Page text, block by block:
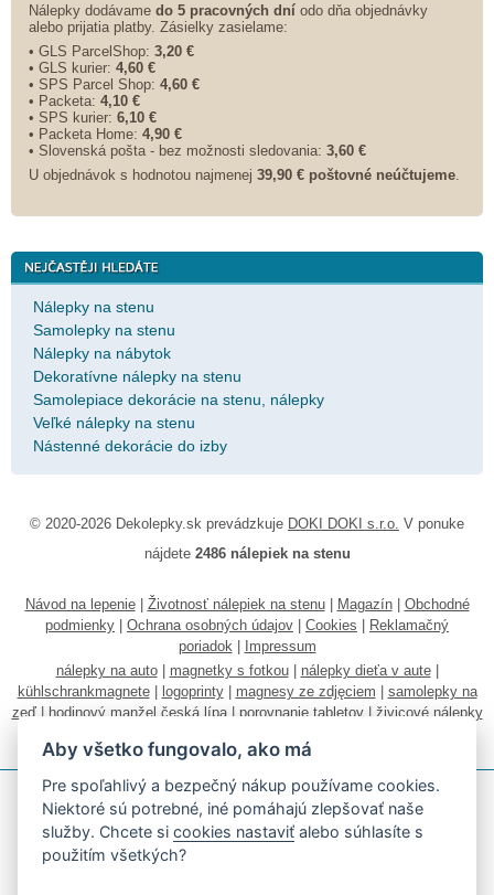
Nálepky dodávame do 5 pracovných dní odo dňa objednávky
alebo prijatia platby. Zásielky zasielame:
• GLS ParcelShop: 3,20 €
• GLS kurier: 4,60 €
• SPS Parcel Shop: 4,60 €
• Packeta: 4,10 €
• SPS kurier: 6,10 €
• Packeta Home: 4,90 €
• Slovenská pošta - bez možnosti sledovania: 3,60 €
U objednávok s hodnotou najmenej 39,90 € poštovné neúčtujeme
Nálepky na stenu
Samolepky na stenu
Nálepky na nábytok
Dekoratívne nálepky na stenu
Samolepiace dekorácie na stenu, nálepky
Veľké nálepky na stenu
Nástenné dekorácie do izby
© 2020-2026 Dekolepky.sk prevádzkuje DOKI DOKI s.r.o. V ponuke
nájdete 2486 nálepiek na stenu
Návod na lepenie| Životnosť nálepiek na stenu| Magazín| Obchodné
podmienky
Ochrana osobných údajov Cookies
Reklamačný
poriadok|
Impressum
nálepky na auto| magnetky s fotkou| nálepky dieťa v aute|
kühlschrankmagnete| logoprinty| magnesy ze zdjęciem
samolepky na
zeď| hodinový manžel česká lípa| porovnanie tabletov| živicové nálepky
Aby všetko fungovalo, ako má
Pre spoľahlivý a bezpečný nákup používame cookies.
Niektoré sú potrebné, iné pomáhajú zlepšovať naše
služby. Chcete sicookies nastaviť alebo súhlasíte s
použitím všetkých?